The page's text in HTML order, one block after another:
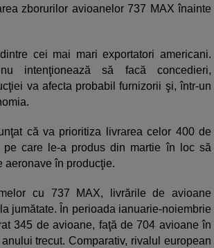
zborurilor avioanelor 737 MAX înainte
cei mai mari exportatori americani.
intenţionează să facă concedieri,
va afecta probabil furnizorii şi, într-un
că va prioritiza livrarea celor 400 de
pe care le-a produs din martie în loc să
aeronave în producţie.
cu 737 MAX, livrările de avioane
jumătate. În perioada ianuarie-noiembrie
345 de avioane, faţă de 704 avioane în
trecut. Comparativ, rivalul european